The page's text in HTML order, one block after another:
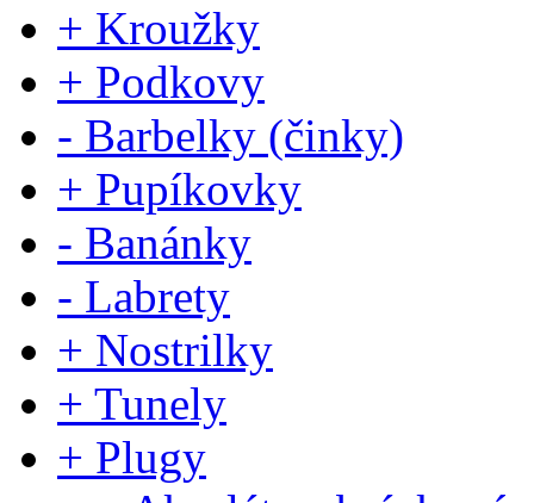
+ Kroužky
+ Podkovy
- Barbelky (činky)
+ Pupíkovky
- Banánky
- Labrety
+ Nostrilky
+ Tunely
+ Plugy